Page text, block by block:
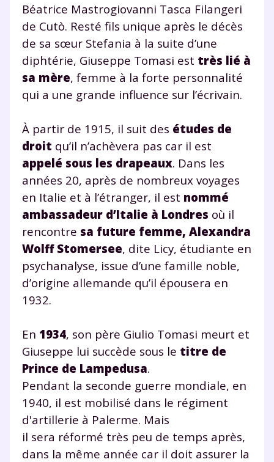
Béatrice Mastrogiovanni Tasca Filangeri
de Cutò. Resté fils unique après le décès
de sa sœur Stefania à la suite d’une
diphtérie, Giuseppe Tomasi est très lié à
sa mère, femme à la forte personnalité
qui a une grande influence sur l’écrivain.
À partir de 1915, il suit des études de
droit qu’il n’achèvera pas car il est
appelé sous les drapeaux. Dans les
années 20, après de nombreux voyages
en Italie et à l’étranger, il est nommé
ambassadeur d’Italie à Londres où il
rencontre sa future femme, Alexandra
Wolff Stomersee, dite Licy, étudiante en
psychanalyse, issue d’une famille noble,
d’origine allemande qu’il épousera en
1932.
En 1934, son père Giulio Tomasi meurt et
Giuseppe lui succède sous le titre de
Prince de Lampedusa.
Pendant la seconde guerre mondiale, en
1940, il est mobilisé dans le régiment
d'artillerie à Palerme. Mais
il sera réformé très peu de temps après,
dans la même année car il doit assurer la